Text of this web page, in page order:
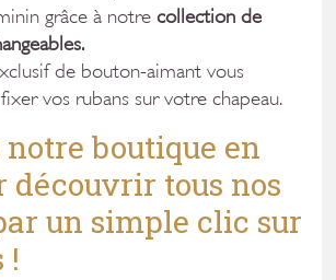
grâce à notre collection de
de bouton-aimant vous
vos rubans sur votre chapeau.
notre boutique en
découvrir tous nos
un simple clic sur
!